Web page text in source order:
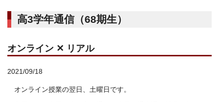
高3学年通信（68期生）
オンライン ✕ リアル
2021/09/18
オンライン授業の翌日、土曜日です。